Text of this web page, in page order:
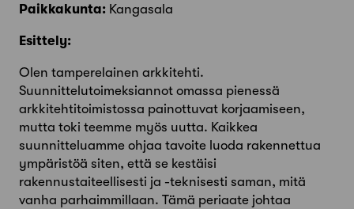
Paikkakunta: Kangasala
Esittely:
Olen tamperelainen arkkitehti.
Suunnittelutoimeksiannot omassa pienessä
arkkitehtitoimistossa painottuvat korjaamiseen,
mutta toki teemme myös uutta. Kaikkea
suunnitteluamme ohjaa tavoite luoda rakennettua
ympäristöä siten, että se kestäisi
rakennustaiteellisesti ja -teknisesti saman, mitä
vanha parhaimmillaan. Tämä periaate johtaa